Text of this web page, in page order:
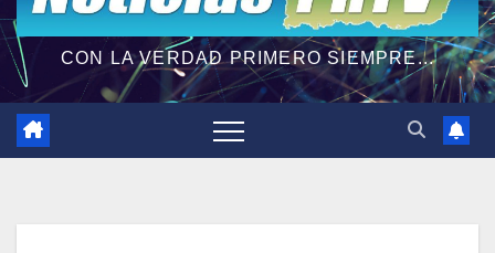
CON LA VERDAD PRIMERO SIEMPRE...